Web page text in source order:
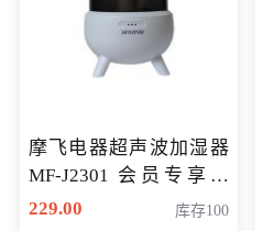
摩飞电器超声波加湿器
MF-J2301 会员专享价
168元
229.00 库存100